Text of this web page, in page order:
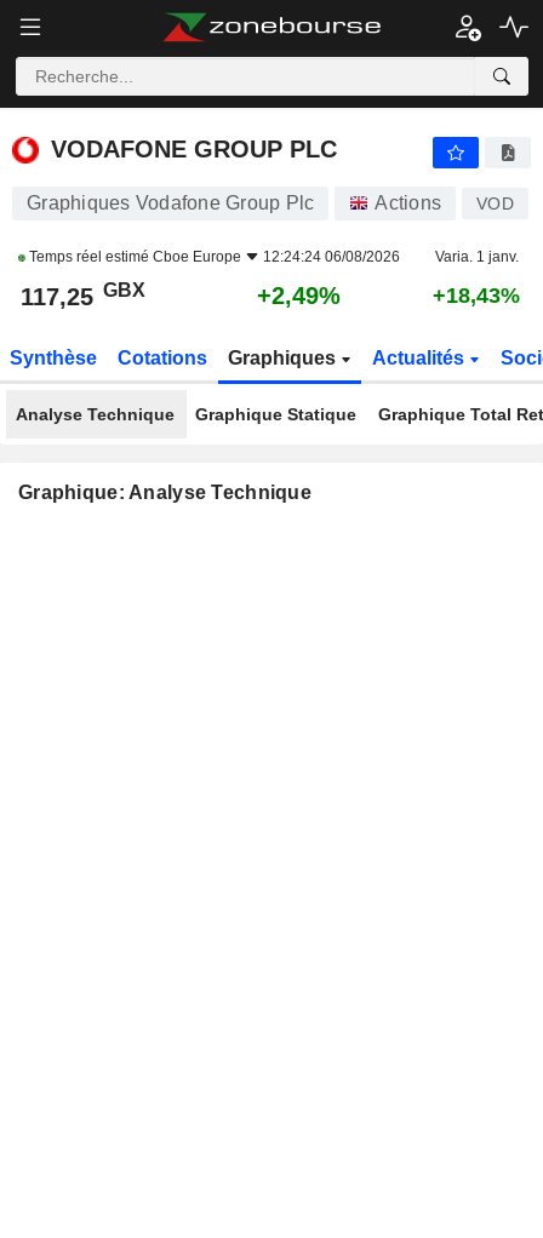
VODAFONE GROUP PLC
VODAFONE GROUP PLC
Graphiques Vodafone Group Plc Actions VOD
Temps réel estimé Cboe Europe 12:24:24 06/08/2026 Varia. 1 janv.
117,25 GBX +2,49% +18,43%
Synthèse Cotations Graphiques Actualités
Analyse Technique Graphique Statique Graphique Total
Graphique: Analyse Technique